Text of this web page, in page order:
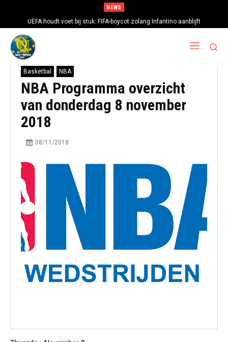
NEWS
UEFA houdt voet bij stuk: FIFA-boycot zolang Infantino aanblijft
Basketbal NBA
NBA Programma overzicht
van donderdag 8 november
2018
08/11/2018